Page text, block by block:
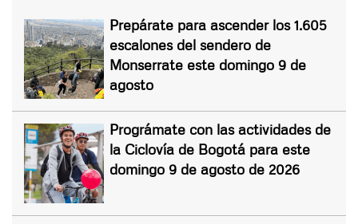
Prepárate para ascender los 1.605
escalones del sendero de
Monserrate este domingo 9 de
agosto
Prográmate con las actividades de
la Ciclovía de Bogotá para este
domingo 9 de agosto de 2026